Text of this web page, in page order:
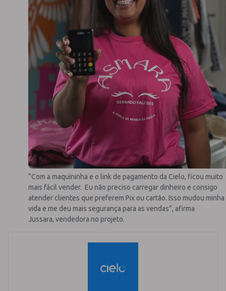
“Com a maquininha e o link de pagamento da Cielo, ficou muito
mais fácil vender. Eu não preciso carregar dinheiro e consigo
atender clientes que preferem Pix ou cartão. Isso mudou minha
vida e me deu mais segurança para as vendas”, afirma
Jussara, vendedora no projeto.